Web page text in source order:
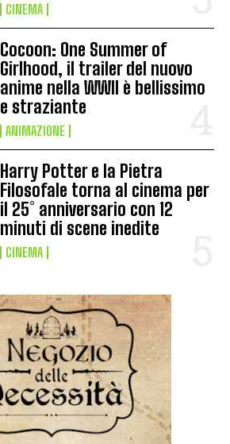
CINEMA
Cocoon: One Summer of
Girlhood, il trailer del nuovo
anime nella WWII è bellissimo
e straziante
ANIMAZIONE
Harry Potter e la Pietra
Filosofale torna al cinema per
il 25° anniversario con 12
minuti di scene inedite
CINEMA